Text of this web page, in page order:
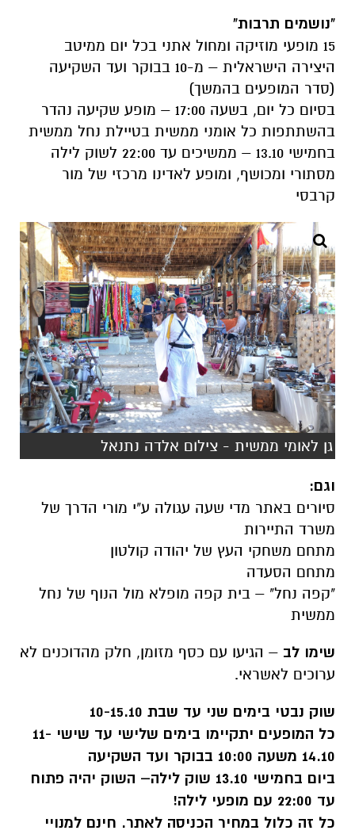
"נושמים תרבות"
15 מופעי מוזיקה ומחול אתני בכל יום ממיטב
היצירה הישראלית – מ-10 בבוקר ועד השקיעה
(סדר המופעים בהמשך)
בסיום כל יום, בשעה 17:00 – מופע שקיעה נהדר
בהשתתפות כל אומני ממשית בטיילת נחל ממשית
בחמישי 13.10 – ממשיכים עד 22:00 לשוק לילה
מסתורי ומכושף, ומופע לאדינו מרכזי של מור
קרבסי
גן לאומי ממשית - צילום אלדה נתנאל
וגם:
סיורים באתר מדי שעה עגולה ע"י מורי הדרך של
משרד התיירות
מתחם משחקי העץ של יהודה קולטון
מתחם הסעדה
"קפה נחל" – בית קפה מופלא מול הנוף של נחל
ממשית
שימו לב – הגיעו עם כסף מזומן, חלק מהדוכנים לא
ערוכים לאשראי.
שוק נבטי בימים שני עד שבת 10-15.10
כל המופעים יתקיימו בימים שלישי עד שישי 11-
14.10 משעה 10:00 בבוקר ועד השקיעה
ביום בחמישי 13.10 שוק לילה– השוק יהיה פתוח
עד 22:00 עם מופעי לילה!
כל זה כלול במחיר הכניסה לאתר. חינם למנויי